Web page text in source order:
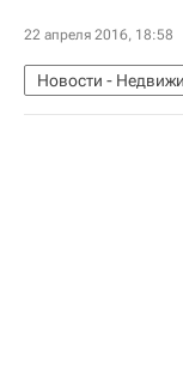
22 апреля 2016, 18:58
Новости -
Жилье